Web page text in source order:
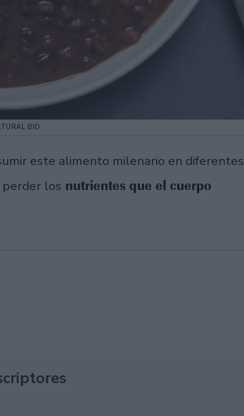
BIO
este alimento milenario en diferentes
perder los nutrientes que el cuerpo